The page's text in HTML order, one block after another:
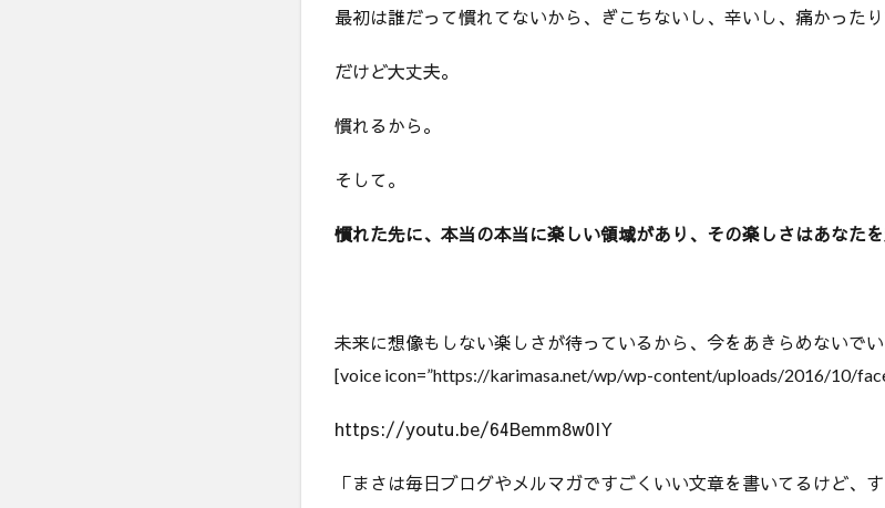
最初は誰だって慣れてないから、ぎこちないし、辛いし、痛かったり
だけど大丈夫。
慣れるから。
そして。
慣れた先に、本当の本当に楽しい領域があり、その楽しさはあなた
未来に想像もしない楽しさが待っているから、今をあきらめないでい
[voice icon=”https://karimasa.net/wp/wp-content/uploads/2016/10/
https://youtu.be/64Bemm8w0IY
「まさは毎日ブログやメルマガですごくいい文章を書いてるけど、